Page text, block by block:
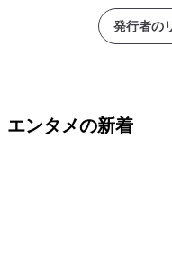
発行者の
エンタメの新着